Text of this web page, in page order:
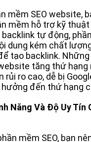
mềm SEO website,
mềm hỗ trợ kỹ thuật
tự động,
dung kém chất
tạo backlink.
tăng thứ hạng
rủi ro cao, dễ bị
hưởng đến thứ hạng
Năng Và Độ Uy Tín
mềm SEO, bạn